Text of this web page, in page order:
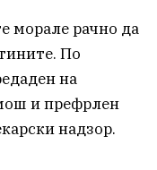
морале рачно да
По
на
и префрлен
надзор.